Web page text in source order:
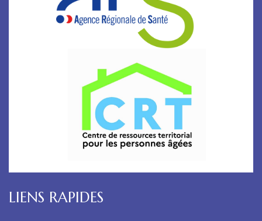
LIENS RAPIDES